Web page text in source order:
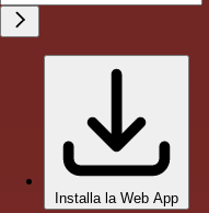
Installa la Web App